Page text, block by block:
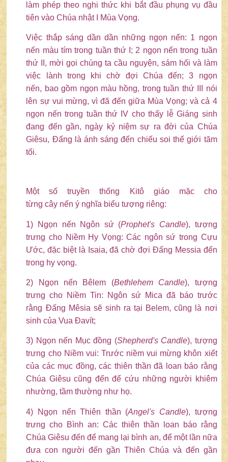
làm phép theo nghi thức khi bắt đầu phụng vụ đầu
tiên vào Chúa nhật I Mùa Vọng.
Việc thắp sáng dần dần những ngọn nến: 1 ngọn
nến màu tím trong tuần thứ I; 2 ngọn nến trong tuần
thứ II, mời gọi chúng ta cầu nguyện, sám hối và làm
việc lành trong khi chờ đợi Chúa đến; 3 ngọn
nến, bao gồm ngọn màu hồng, trong tuần thứ III nói
lên sự vui mừng, vì đã đến giữa Mùa Vọng; và cả 4
ngọn nến trong tuần thứ IV cho thấy lễ Giáng sinh
đang đến gần, ngày kỷ niệm sự ra đời của Chúa
Giêsu, Đấng là ánh sáng đến chiếu soi thế giới tăm
tối.
Một số truyền thống Kitô giáo mặc cho
từng cây nến ý nghĩa biểu tượng riêng:
1) Ngọn nến Ngôn sứ (Prophet's Candle), tượng
trưng cho Niềm Hy Vọng: Các ngôn sứ trong Cựu
Ước, đặc biệt là Isaia, đã chờ đợi Đấng Messia đến
trong hy vọng.
2) Ngọn nến Bêlem (Bethlehem Candle), tượng
trưng cho Niềm Tin: Ngôn sứ Mica đã báo trước
rằng Đấng Mêsia sẽ sinh ra tại Belem, cũng là nơi
sinh của Vua Đavít;
3) Ngọn nến Mục đồng (Shepherd's Candle), tượng
trưng cho Niềm vui: Trước niềm vui mừng khôn xiết
của các mục đồng, các thiên thần đã loan báo rằng
Chúa Giêsu cũng đến để cứu những người khiêm
nhường, tầm thường như họ.
4) Ngọn nến Thiên thần (Angel's Candle), tượng
trưng cho Bình an: Các thiên thần loan báo rằng
Chúa Giêsu đến để mang lại bình an, để một lần nữa
đưa con người đến gần Thiên Chúa và đến gần